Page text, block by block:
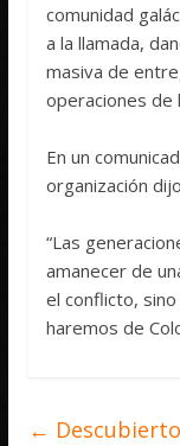
comunidad
a la llamada,
masiva de
operaciones de
En un
organización
“Las
amanecer de
el conflicto,
haremos de
←